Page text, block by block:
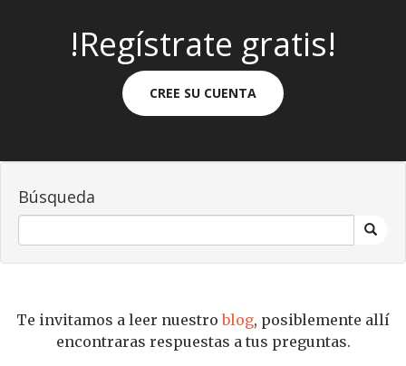
!Regístrate gratis!
CREE SU CUENTA
Búsqueda
Te invitamos a leer nuestroblog, posiblemente allí
encontraras respuestas a tus preguntas.